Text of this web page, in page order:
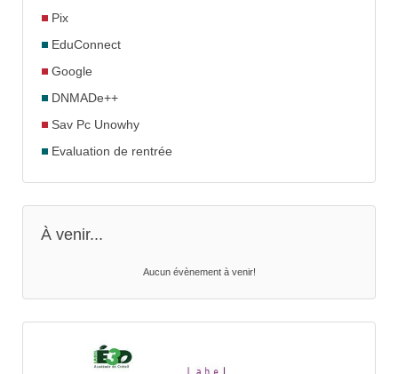
Pix
EduConnect
Google
DNMADe++
Sav Pc Unowhy
Evaluation de rentrée
À venir...
Aucun évènement à venir!